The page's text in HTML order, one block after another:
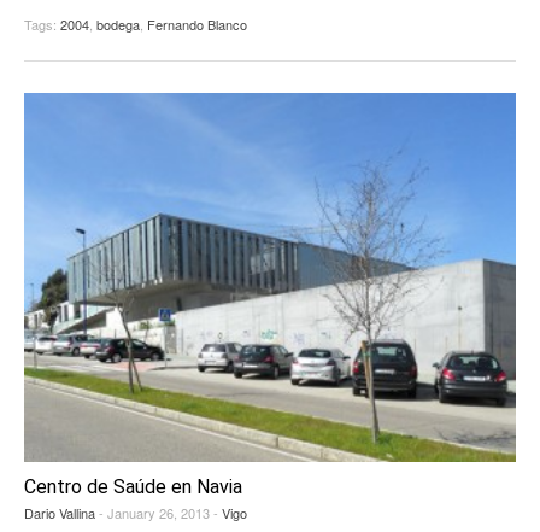
Tags: 2004 bodega Fernando Blanco
Centro de Saúde en Navia
Dario Vallina- January 26, 2013 - Vigo